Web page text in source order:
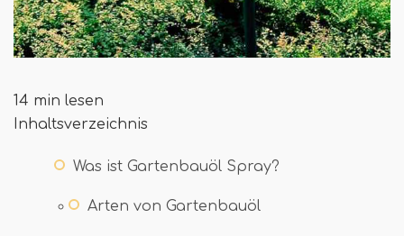
14 min lesen
Inhaltsverzeichnis
Was ist Gartenbauöl Spray?
Arten von Gartenbauöl